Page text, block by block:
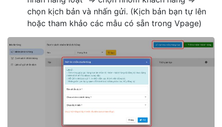
chọn kịch bản và nhấn gửi. (Kịch bản bạn tự lên
hoặc tham khảo các mẫu có sẵn trong Vpage)